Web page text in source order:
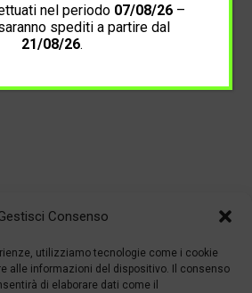
Consenso
utilizziamo tecnologie come i cookie
alle informazioni del dispositivo. Il consenso
di elaborare dati come il
nel periodo 07/08/26 –
spediti a partire dal
21/08/26.